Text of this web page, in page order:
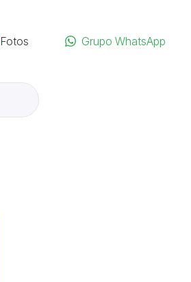
Fotos Grupo WhatsApp